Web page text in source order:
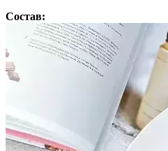
Состав: